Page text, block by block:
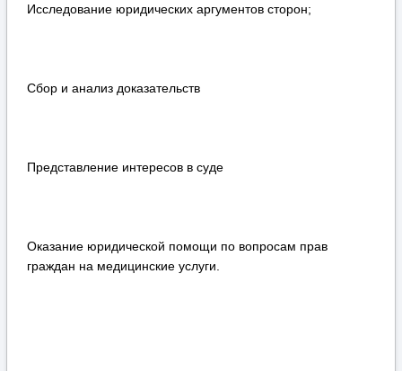
Исследование юридических аргументов сторон;
Сбор и анализ доказательств
Представление интересов в суде
Оказание юридической помощи по вопросам прав
граждан на медицинские услуги.